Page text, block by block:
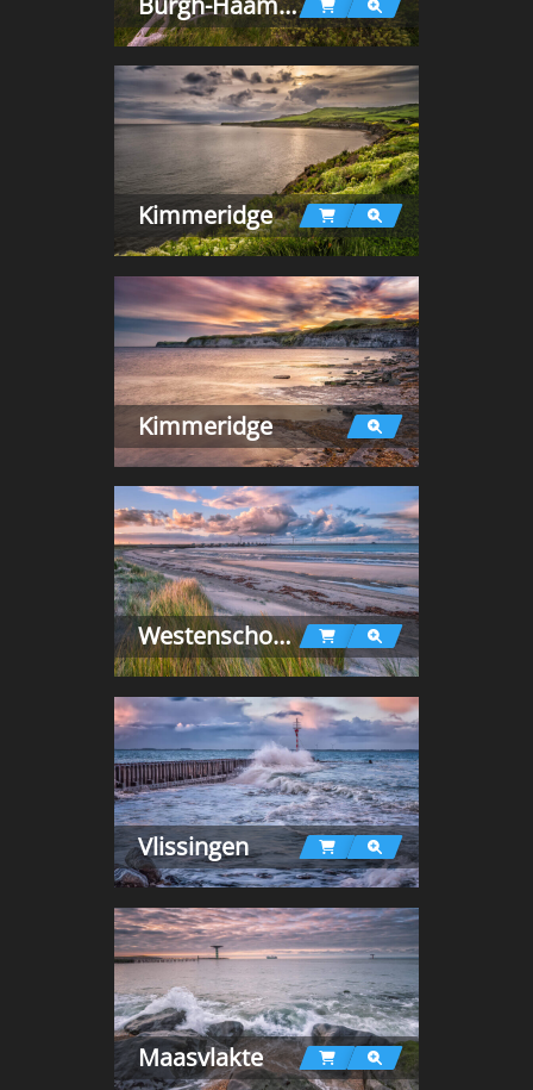
Kimmeridge
Kimmeridge
Westenschouwen
Vlissingen
Maasvlakte